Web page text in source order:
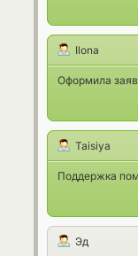
Ilona
Оформила
Taisiya
Поддержка
Эд